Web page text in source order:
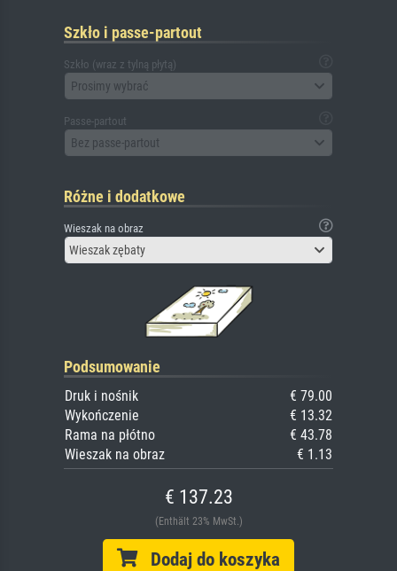
Szkło i passe-partout
Szkło (wraz z tylną płytą)
Prosimy wybrać
Passe-partout
Bez passe-partout
Różne i dodatkowe
Wieszak na obraz
Wieszak zębaty
Podsumowanie
Druk i nośnik
€ 79.00
Wykończenie
€ 13.32
Rama na płótno
€ 43.78
Wieszak na obraz
€ 1.13
€ 137.23
(Enthält 23% MwSt.)
Dodaj do koszyka